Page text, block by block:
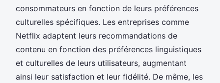
consommateurs en fonction de leurs préférences
culturelles spécifiques. Les entreprises comme
Netflix adaptent leurs recommandations de
contenu en fonction des préférences linguistiques
et culturelles de leurs utilisateurs, augmentant
ainsi leur satisfaction et leur fidélité. De même, les